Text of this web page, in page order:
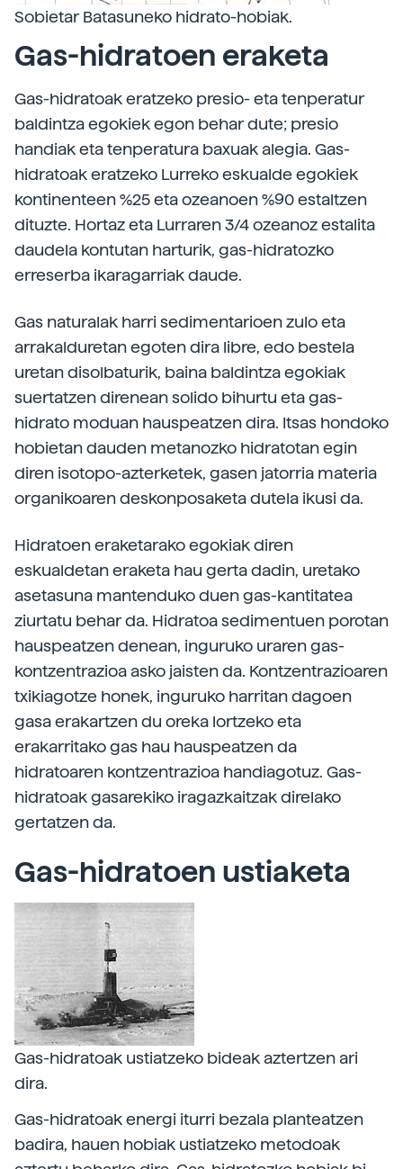
Sobietar Batasuneko hidrato-hobiak.
Gas-hidratoen eraketa
Gas-hidratoak eratzeko presio- eta tenperatur
baldintza egokiek egon behar dute; presio
handiak eta tenperatura baxuak alegia. Gas-
hidratoak eratzeko Lurreko eskualde egokiek
kontinenteen %25 eta ozeanoen %90 estaltzen
dituzte. Hortaz eta Lurraren 3/4 ozeanoz estalita
daudela kontutan harturik, gas-hidratozko
erreserba ikaragarriak daude.
Gas naturalak harri sedimentarioen zulo eta
arrakalduretan egoten dira libre, edo bestela
uretan disolbaturik, baina baldintza egokiak
suertatzen direnean solido bihurtu eta gas-
hidrato moduan hauspeatzen dira. Itsas hondoko
hobietan dauden metanozko hidratotan egin
diren isotopo-azterketek, gasen jatorria materia
organikoaren deskonposaketa dutela ikusi da.
Hidratoen eraketarako egokiak diren
eskualdetan eraketa hau gerta dadin, uretako
asetasuna mantenduko duen gas-kantitatea
ziurtatu behar da. Hidratoa sedimentuen porotan
hauspeatzen denean, inguruko uraren gas-
kontzentrazioa asko jaisten da. Kontzentrazioaren
txikiagotze honek, inguruko harritan dagoen
gasa erakartzen du oreka lortzeko eta
erakarritako gas hau hauspeatzen da
hidratoaren kontzentrazioa handiagotuz. Gas-
hidratoak gasarekiko iragazkaitzak direlako
gertatzen da.
Gas-hidratoen ustiaketa
Gas-hidratoak ustiatzeko bideak aztertzen ari
dira.
Gas-hidratoak energi iturri bezala planteatzen
badira, hauen hobiak ustiatzeko metodoak